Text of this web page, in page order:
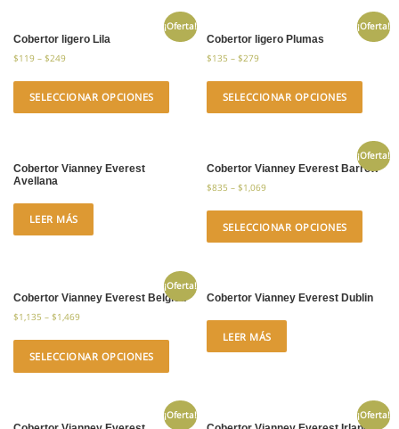
¡Oferta!
Cobertor ligero Lila
$119 – $249
SELECCIONAR OPCIONES
¡Oferta!
Cobertor ligero Plumas
$135 –$279
SELECCIONAR OPCIONES
Cobertor Vianney Everest
Avellana
LEER MÁS
¡Oferta!
Cobertor Vianney Everest Barrow
$835 –$1,069
SELECCIONAR OPCIONES
¡Oferta!
Cobertor Vianney Everest Belgica
$1,135 – $1,469
SELECCIONAR OPCIONES
Cobertor Vianney Everest Dublin
LEER MÁS
¡Oferta!
¡Oferta!